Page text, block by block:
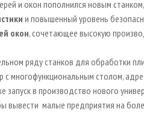
и окон пополнился новым
и повышенный уровень
окон, сочетающее высокую
ряду станков для обработки
многофункциональным столом,
в производство нового
вывести малые предприятия на